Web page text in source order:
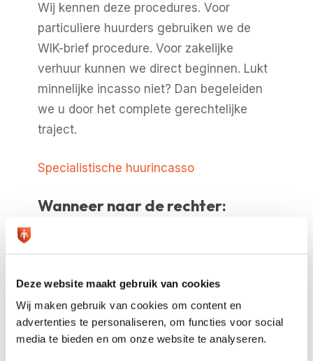
Deze website maakt gebruik van cookies
Wij maken gebruik van cookies om content en
advertenties te personaliseren, om functies voor social
media te bieden en om onze website te analyseren.
Wij kennen deze procedures. Voor
particuliere huurders gebruiken we de
WIK-brief procedure. Voor zakelijke
verhuur kunnen we direct beginnen. Lukt
minnelijke incasso niet? Dan begeleiden
we u door het complete gerechtelijke
traject.
Specialistische huurincasso
Wanneer naar de rechter:
Soms weigert een debiteur zo hardnekkig
Gerechtelijke incasso
stap. Wij helpen u hierbij, onder meer met
het opstellen van een dagvaarding, het